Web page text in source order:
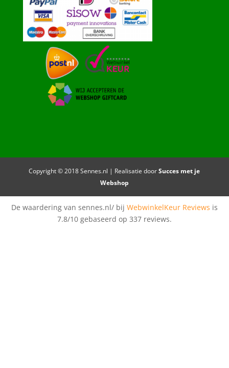
Copyright © 2018 Sennes.nl | Realisatie doorSucces met je
Webshop
De waardering van sennes.nl/ bij WebwinkelKeur Reviews is
7.8/10 gebaseerd op 337 reviews.